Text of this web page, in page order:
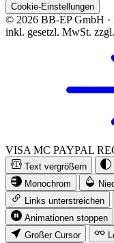
Cookie-Einstellungen
© 2026 BB-EP GmbH ·
inkl. gesetzl. MwSt.
VISA MC PAYPAL
Text vergrößern
Monochrom
Links unterstreichen
Animationen stoppen
Großer Cursor